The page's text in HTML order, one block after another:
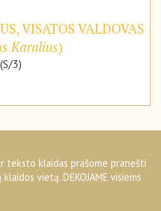
VISATOS VALDOVAS
Karalius)
3)
teksto klaidas prašome pranešti
vietą. DĖKOJAME visiems